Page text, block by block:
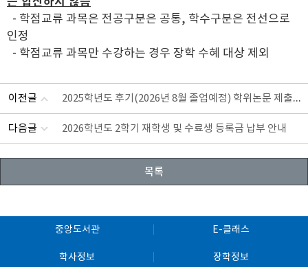
- 학점교류 과목은 전공구분은 공통, 학수구분은 전선으로
인정
- 학점교류 과목만 수강하는 경우 장학 수혜 대상 제외
이전글 2025학년도 후기(2026년 8월 졸업예정) 학위논문 제출 안내
다음글 2026학년도 2학기 재학생 및 수료생 등록금 납부 안내
목록
중앙도서관 E-클래스
학사정보 장학정보